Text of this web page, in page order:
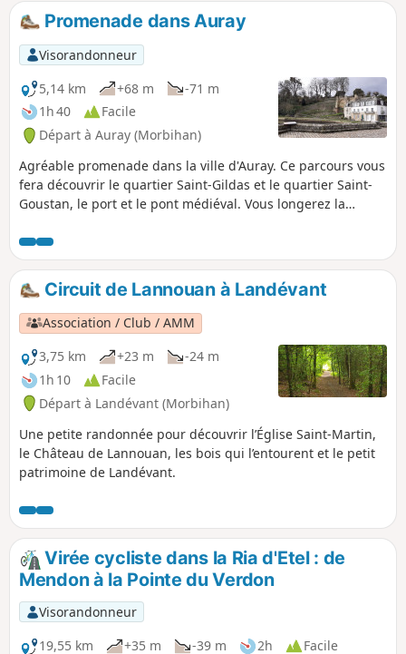
Promenade dans Auray
Visorandonneur
5,14 km
+68 m
-71 m
1h 40
Facile
Départ à Auray (Morbihan)
Agréable promenade dans la ville d'Auray. Ce parcours vous
fera découvrir le quartier Saint-Gildas et le quartier Saint-
Goustan, le port et le pont médiéval. Vous longerez la
château vous profiterez d'une magnifique vue sur la vieille
ville.
Circuit de Lannouan à Landévant
Association / Club / AMM
3,75 km
+23 m
-24 m
1h 10
Facile
Départ à Landévant (Morbihan)
Une petite randonnée pour découvrir l’Église Saint-Martin,
le Château de Lannouan, les bois qui l’entourent et le petit
patrimoine de Landévant.
Virée cycliste dans la Ria d'Etel : de
Mendon à la Pointe du Verdon
Visorandonneur
19,55 km
+35 m -39 m 2h Facile